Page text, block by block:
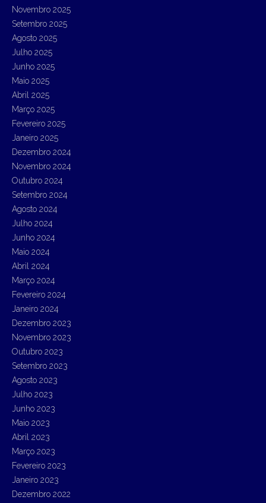
f
o
r
Novembro 2025
Setembro 2025
Agosto 2025
Julho 2025
Junho 2025
Maio 2025
Abril 2025
Março 2025
Fevereiro 2025
Janeiro 2025
Dezembro 2024
Novembro 2024
Outubro 2024
Setembro 2024
Agosto 2024
Julho 2024
Junho 2024
Maio 2024
Abril 2024
Março 2024
Fevereiro 2024
Janeiro 2024
Dezembro 2023
Novembro 2023
Outubro 2023
Setembro 2023
Agosto 2023
Julho 2023
Junho 2023
Maio 2023
Abril 2023
Março 2023
Fevereiro 2023
Janeiro 2023
Dezembro 2022